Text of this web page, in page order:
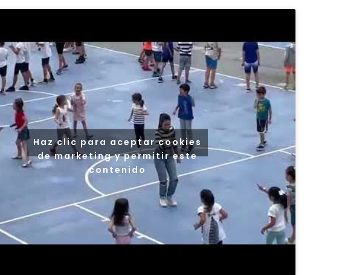
Haz clic para aceptar cookies
de marketing y permitir este
contenido